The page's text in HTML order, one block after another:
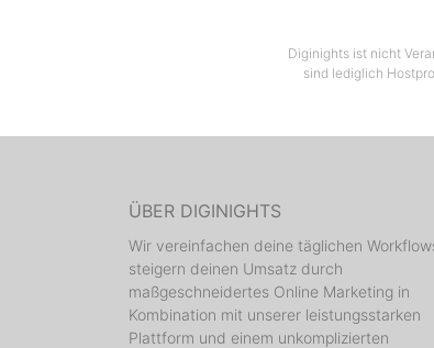
Diginights ist nicht
sind lediglich
ÜBER DIGINIGHTS
Wir vereinfachen deine täglichen
steigern deinen Umsatz durch
maßgeschneidertes Online Marketing in
Kombination mit unserer leistungsstarken
Plattform und einem unkomplizierten